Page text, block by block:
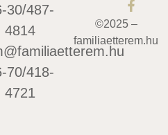
30/487-
4814
70/418-
4721
©2025 –
familiaetterem.hu